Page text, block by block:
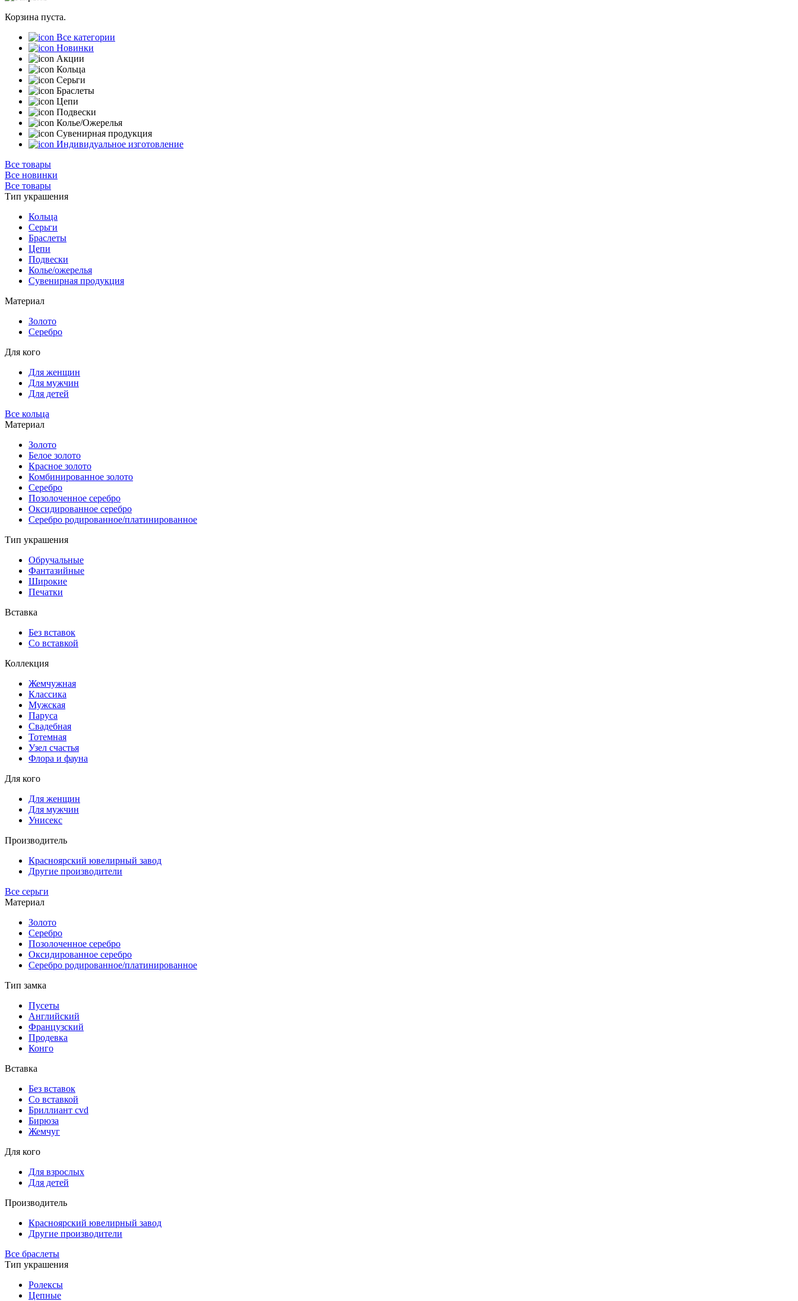
Корзина пуста.
Все категории
Новинки
Акции
Кольца
Серьги
Браслеты
Цепи
Подвески
Колье/Ожерелья
Сувенирная продукция
Индивидуальное изготовление
Все товары
Все новинки
Все товары
Тип украшения
Кольца
Серьги
Браслеты
Цепи
Подвески
Колье/ожерелья
Сувенирная продукция
Материал
Золото
Серебро
Для кого
Для женщин
Для мужчин
Для детей
Все кольца
Материал
Золото
Белое золото
Красное золото
Комбинированное золото
Серебро
Позолоченное серебро
Оксидированное серебро
Серебро родированное/платинированное
Тип украшения
Обручальные
Фантазийные
Широкие
Печатки
Вставка
Без вставок
Со вставкой
Коллекция
Жемчужная
Классика
Мужская
Паруса
Свадебная
Тотемная
Узел счастья
Флора и фауна
Для кого
Для женщин
Для мужчин
Унисекс
Производитель
Красноярский ювелирный завод
Другие производители
Все серьги
Материал
Золото
Серебро
Позолоченное серебро
Оксидированное серебро
Серебро родированное/платинированное
Тип замка
Пусеты
Английский
Французский
Продевка
Конго
Вставка
Без вставок
Со вставкой
Бриллиант cvd
Бирюза
Жемчуг
Для кого
Для взрослых
Для детей
Производитель
Красноярский ювелирный завод
Другие производители
Все браслеты
Тип украшения
Ролексы
Цепные